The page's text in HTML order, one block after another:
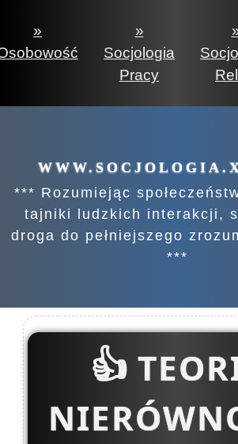
»
»
Socjologia
Pracy
*** Rozumiejąc
tajniki ludzkich interakcji,
droga do pełniejszego
***
👍